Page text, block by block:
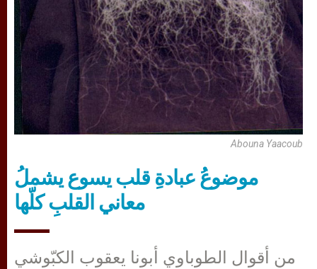
Abouna Yaacoub
موضوعُ عبادةِ قلب يسوع يشملُ
معاني القلبِ كلّها
من أقوال الطوباوي أبونا يعقوب الكبّوشي